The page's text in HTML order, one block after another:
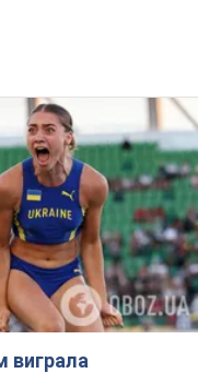
виграла